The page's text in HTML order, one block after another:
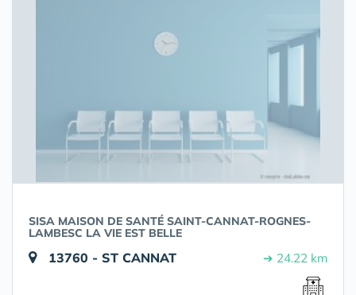
SISA MAISON DE SANTÉ SAINT-CANNAT-ROGNES-
LAMBESC LA VIE EST BELLE
13760 - ST CANNAT ➔ 24.22 km